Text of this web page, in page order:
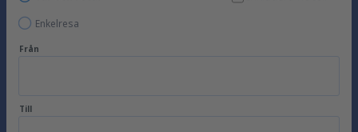
Enkelresa
Från
Till